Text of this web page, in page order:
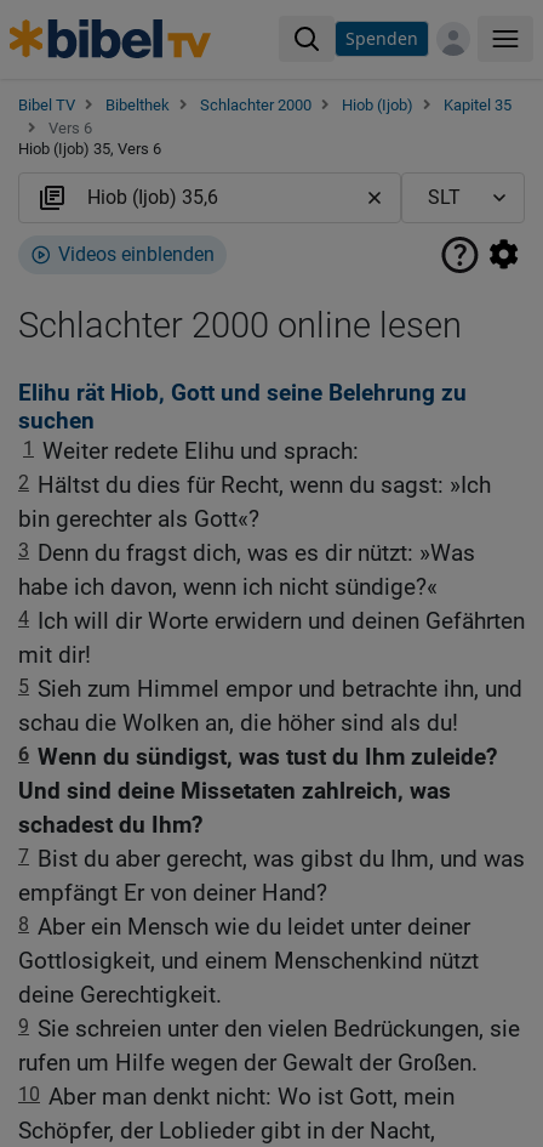
Spenden
Bibel TV Bibelthek Schlachter 2000 Hiob (Ijob)
Kapitel 35
Vers 6
Hiob (Ijob) 35, Vers 6
Videos einblenden
Schlachter 2000 online lesen
Elihu rät Hiob, Gott und seine Belehrung zu
suchen
1 Weiter redete Elihu und sprach:
2 Hältst du dies für Recht, wenn du sagst: »Ich
bin gerechter als Gott«?
3 Denn du fragst dich, was es dir nützt: »Was
habe ich davon, wenn ich nicht sündige?«
4 Ich will dir Worte erwidern und deinen Gefährten
mit dir!
5 Sieh zum Himmel empor und betrachte ihn, und
schau die Wolken an, die höher sind als du!
6 Wenn du sündigst, was tust du Ihm zuleide?
Und sind deine Missetaten zahlreich, was
schadest du Ihm?
7 Bist du aber gerecht, was gibst du Ihm, und was
empfängt Er von deiner Hand?
8 Aber ein Mensch wie du leidet unter deiner
Gottlosigkeit, und einem Menschenkind nützt
deine Gerechtigkeit.
9 Sie schreien unter den vielen Bedrückungen, sie
rufen um Hilfe wegen der Gewalt der Großen.
10 Aber man denkt nicht: Wo ist Gott, mein
Schöpfer, der Loblieder gibt in der Nacht,